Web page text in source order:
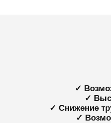
✓
✓
✓ Снижение
✓